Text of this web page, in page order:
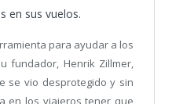
en sus vuelos.
para ayudar a los
fundador, Henrik Zillmer,
se vio desprotegido y sin
en los viajeros tener que